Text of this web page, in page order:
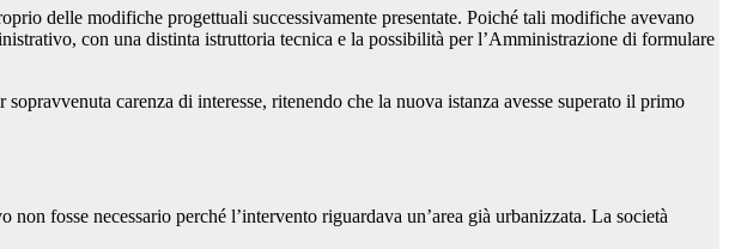
delle modifiche progettuali successivamente presentate. Poiché tali modifiche avevano
con una distinta istruttoria tecnica e la possibilità per l’Amministrazione di formulare
carenza di interesse, ritenendo che la nuova istanza avesse superato il primo
non fosse necessario perché l’intervento riguardava un’area già urbanizzata. La società